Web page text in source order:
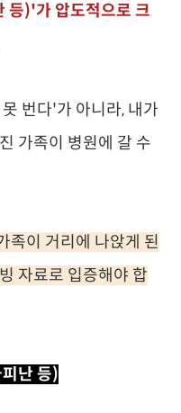
등)'가 압도적으로 크
번다'가 아니라, 내가
가족이 병원에 갈 수
족이 거리에 나앉게 된
자료로 입증해야 합
난 등)